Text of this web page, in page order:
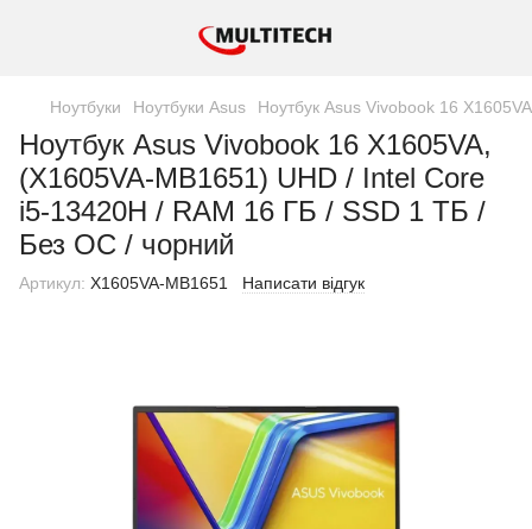
Ноутбуки Ноутбуки Asus Ноутбук Asus Vivobook 16
Ноутбук Asus Vivobook 16 X1605VA,
(X1605VA-MB1651) UHD / Intel Core
i5-13420H / RAM 16 ГБ / SSD 1 ТБ /
Без ОС / чорний
Артикул: X1605VA-MB1651 Написати відгук